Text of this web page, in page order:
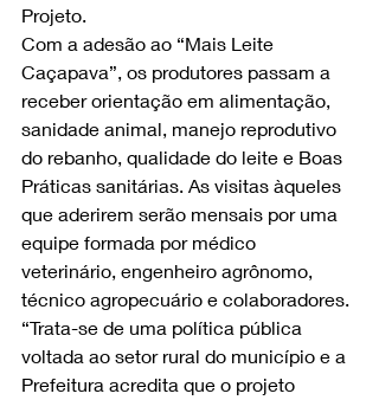
Projeto.
Com a adesão ao “Mais Leite
Caçapava”, os produtores passam a
receber orientação em alimentação,
sanidade animal, manejo reprodutivo
do rebanho, qualidade do leite e Boas
Práticas sanitárias. As visitas àqueles
que aderirem serão mensais por uma
equipe formada por médico
veterinário, engenheiro agrônomo,
técnico agropecuário e colaboradores.
“Trata-se de uma política pública
voltada ao setor rural do município e a
Prefeitura acredita que o projeto